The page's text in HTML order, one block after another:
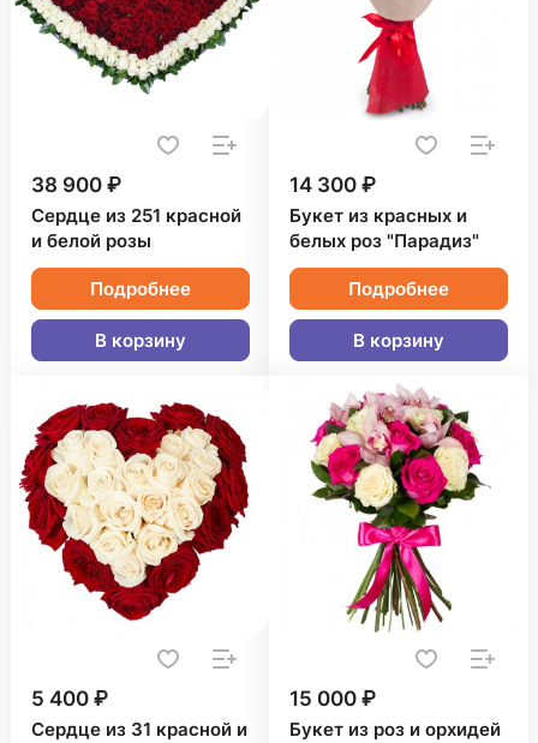
38 900 ₽
Сердце из 251 красной
и белой розы
Подробнее
В корзину
14 300 ₽
Букет из красных и
белых роз "Парадиз"
Подробнее
В корзину
5 400 ₽
Сердце из 31 красной и
15 000 ₽
Букет из роз и орхидей